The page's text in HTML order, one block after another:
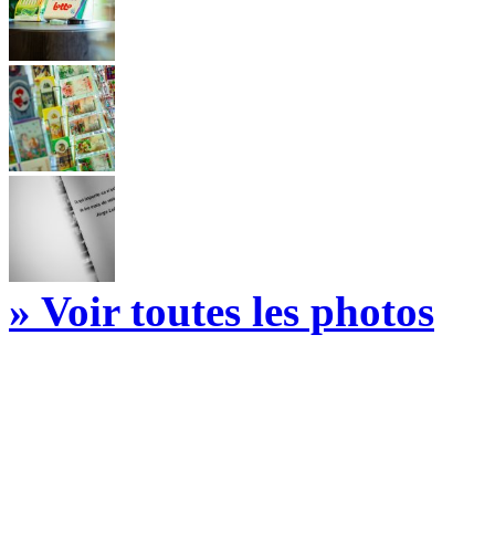
» Voir toutes les photos